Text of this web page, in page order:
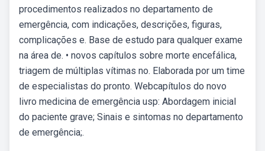
procedimentos realizados no departamento de
emergência, com indicações, descrições, figuras,
complicações e. Base de estudo para qualquer exame
na área de. • novos capítulos sobre morte encefálica,
triagem de múltiplas vítimas no. Elaborada por um time
de especialistas do pronto. Webcapítulos do novo
livro medicina de emergência usp: Abordagem inicial
do paciente grave; Sinais e sintomas no departamento
de emergência;.